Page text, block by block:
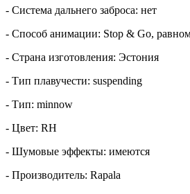
- Система дальнего заброса: нет
- Способ анимации: Stop & Go,
- Страна изготовления: Эстония
- Тип плавучести: suspending
- Тип: minnow
- Цвет: RH
- Шумовые эффекты: имеются
- Производитель: Rapala